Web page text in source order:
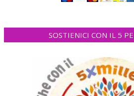
SOSTIENICI CON IL 5